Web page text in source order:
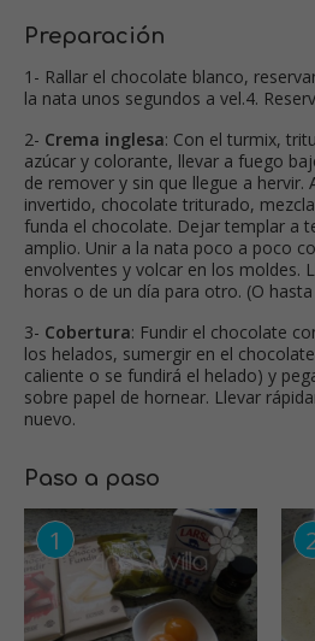
Preparación
1- Rallar el chocolate blanco,
la nata unos segundos a vel.4.
2- Crema inglesa: Con el turmix,
azúcar y colorante, llevar a fuego
de remover y sin que llegue a hervir.
invertido, chocolate triturado,
funda el chocolate. Dejar templar a
amplio. Unir a la nata poco a poco
envolventes y volcar en los moldes.
horas o de un día para otro. (O
3- Cobertura: Fundir el chocolate
los helados, sumergir en el
caliente o se fundirá el helado) y
sobre papel de hornear. Llevar
nuevo.
Paso a paso